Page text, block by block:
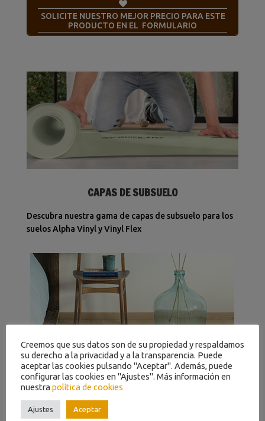
SOLICITE NUESTRO MEJOR PRECIO PARA ESTE
PRODUCTO EN EL FORMULARIO
CAPAS DE SUBSUELO
Descubra nuestra gama de capas de subsuelo para los
suelos Alpha Vinyl y Vinyl Flex
RODAPIÉS
Dele a su habitación un acabado elegante con
nuestros rodapiés a juego.
Creemos que sus datos son de su propiedad y respaldamos
su derecho a la privacidad y a la transparencia. Puede
aceptar las cookies pulsando "Aceptar". Además, puede
configurar las cookies en "Ajustes". Más información en
nuestra política de cookies
Ajustes Aceptar